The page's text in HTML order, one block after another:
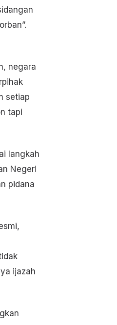
negara
setiap
tapi
langkah
Negeri
pidana
ijazah